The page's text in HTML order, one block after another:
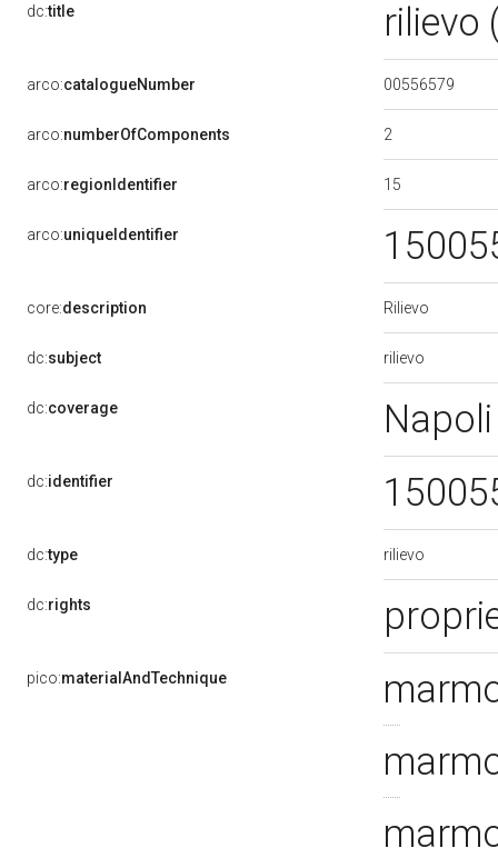
dc:title rilievo
arco:catalogueNumber 00556579
arco:numberOfComponents 2
arco:regionIdentifier 15
arco:uniqueIdentifier
core:description Rilievo
dc:subject rilievo
dc:coverage
dc:identifier
dc:type rilievo
dc:rights
pico:materialAndTechnique